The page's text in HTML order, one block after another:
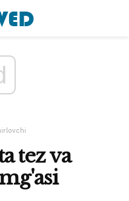
tez va